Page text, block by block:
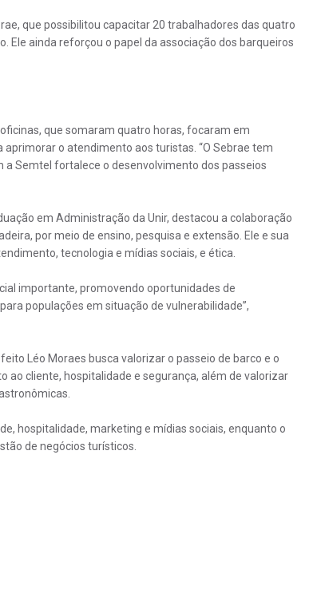
que possibilitou capacitar 20 trabalhadores das quatro
Ele ainda reforçou o papel da associação dos barqueiros
que somaram quatro horas, focaram em
o atendimento aos turistas. “O Sebrae tem
a Semtel fortalece o desenvolvimento dos passeios
em Administração da Unir, destacou a colaboração
por meio de ensino, pesquisa e extensão. Ele e sua
tecnologia e mídias sociais, e ética.
importante, promovendo oportunidades de
populações em situação de vulnerabilidade”,
Léo Moraes busca valorizar o passeio de barco e o
cliente, hospitalidade e segurança, além de valorizar
hospitalidade, marketing e mídias sociais, enquanto o
de negócios turísticos.